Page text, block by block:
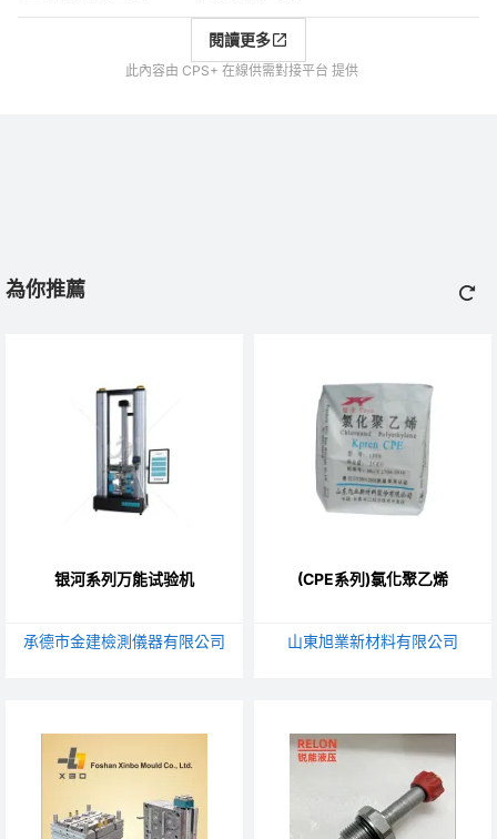
閱讀更多
此內容由 CPS+ 在線供需對接平台 提供
為你推薦
银河系列万能试验机
承德市金建檢測儀器有限公司
(CPE系列)氯化聚乙烯
山東旭業新材料有限公司